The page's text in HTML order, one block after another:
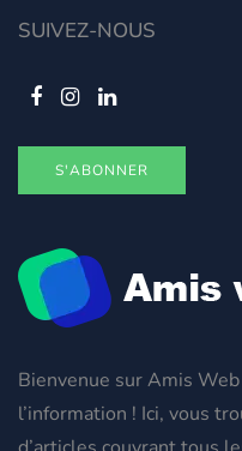
Bienvenue sur Amis
l’information ! Ici, vous
SUIVEZ-NOUS
S'ABONNER